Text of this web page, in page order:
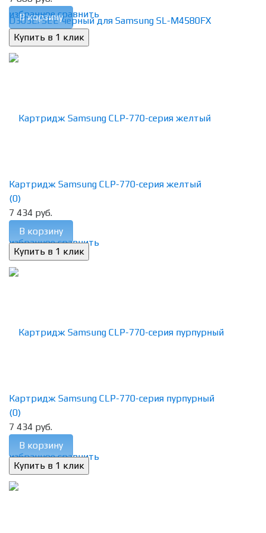
избранное сравнить
В корзину
избранное сравнить
Картридж Samsung CLP-770-серия желтый
(0)
7 434 руб.
В корзину
избранное сравнить
Картридж Samsung CLP-770-серия пурпурный
(0)
7 434 руб.
В корзину